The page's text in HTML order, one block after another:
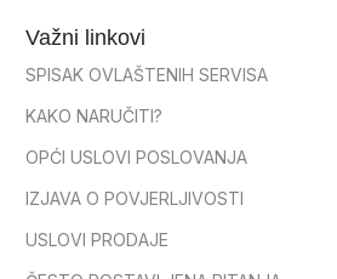
Važni linkovi
SPISAK OVLAŠTENIH SERVISA
KAKO NARUČITI?
OPĆI USLOVI POSLOVANJA
IZJAVA O POVJERLJIVOSTI
USLOVI PRODAJE